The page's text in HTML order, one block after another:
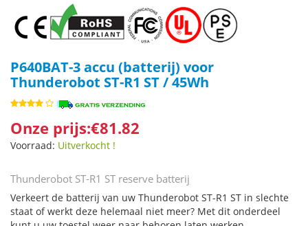
P640BAT-3 accu (batterij) voor
Thunderobot ST-R1 ST / 45Wh
Onze prijs:€81.82
Voorraad: Uitverkocht !
Thunderobot ST-R1 ST reserve batterij
Verkeert de batterij van uw Thunderobot ST-R1 ST in slechte
staat of werkt deze helemaal niet meer? Met dit onderdeel